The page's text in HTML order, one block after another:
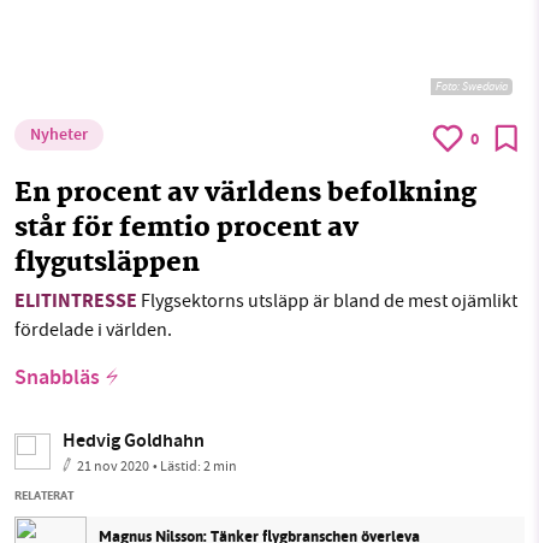
Foto:Swedavia
Nyheter 0
En procent av världens befolkning
står för femtio procent av
flygutsläppen
ELITINTRESSE Flygsektorns utsläpp är bland de mest ojämlikt
fördelade i världen.
Snabbläs
Hedvig Goldhahn
21 nov 2020• Lästid:2 min
RELATERAT
Magnus Nilsson: Tänker flygbranschen överleva